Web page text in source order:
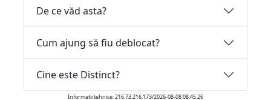
De ce văd asta?
Cum ajung să fiu deblocat?
Cine este Distinct?
Informatii tehnice: 216.73.216.173/2026-08-08 08:45:26